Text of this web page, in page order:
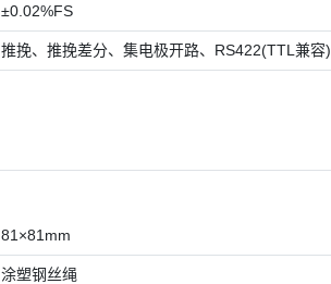
±0.02%FS
推挽、推挽差分、集电极开路、RS422(TTL兼容)
81×81mm
涂塑钢丝绳